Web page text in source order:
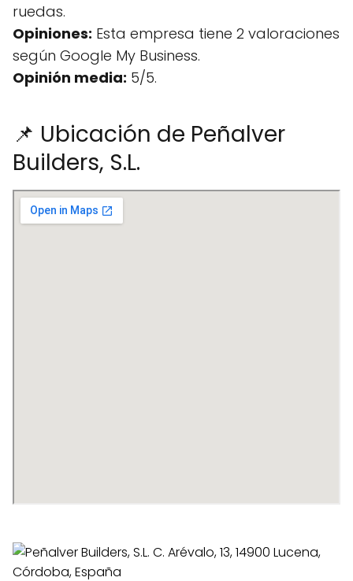
ruedas.
Opiniones: Esta empresa tiene 2 valoraciones
según Google My Business.
Opinión media: 5/5.
📌 Ubicación de Peñalver
Builders, S.L.